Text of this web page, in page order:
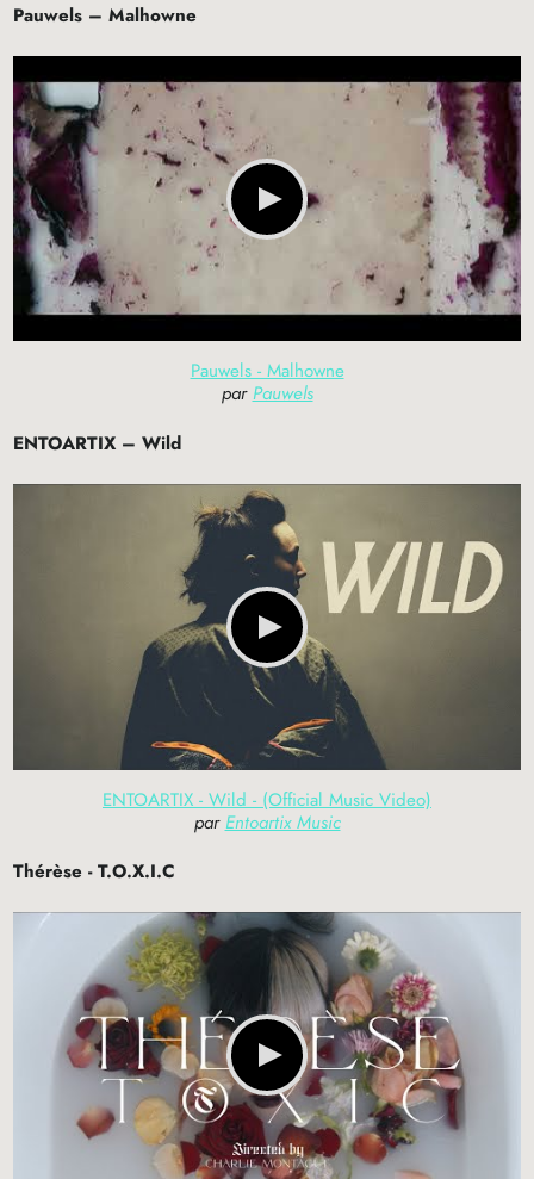
Pauwels – Malhowne
Pauwels - Malhowne
parPauwels
ENTOARTIX – Wild
ENTOARTIX - Wild - (Official Music Video)
parEntoartix Music
Thérèse -T.O.X.I.C